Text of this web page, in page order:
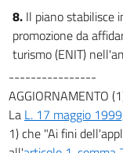
8. Il piano stabilisce
promozione da
turismo (ENIT)
----------------
AGGIORNAMENTO
La L. 17 maggio
1) che "Ai fini